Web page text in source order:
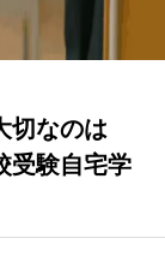
切なのは
受験自宅学